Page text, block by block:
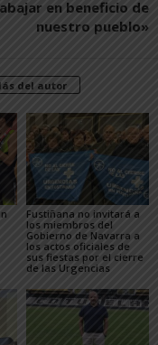
en beneficio de
nuestro pueblo»
del autor
Fustiñana no invitará a
los miembros del
Gobierno de Navarra a
los actos oficiales de
sus fiestas por el cierre
de las Urgencias